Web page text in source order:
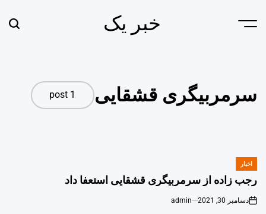
Menu خبر یک
سرمربیگری قشقایی 1 post
POSTED
اخبار
رجب زاده از سرمربیگری قشقایی استعفا داد
دسامبر 30, 2021 admin